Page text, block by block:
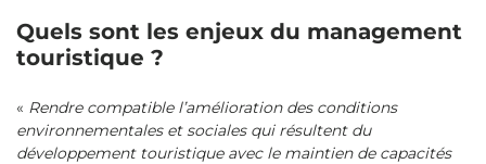
Quels sont les enjeux du management
touristique ?
« Rendre compatible l’amélioration des conditions
environnementales et sociales qui résultent du
développement touristique avec le maintien de capacités